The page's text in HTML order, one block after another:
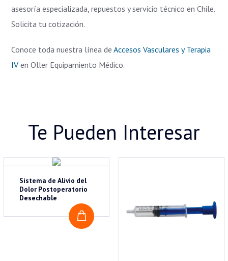
asesoría especializada, repuestos y servicio técnico en Chile.
Solicita tu cotización.
Conoce toda nuestra línea deAccesos Vasculares y Terapia
IV en Oller Equipamiento Médico.
Te Pueden Interesar
COTIZAR
Sistema de Alivio del
Dolor Postoperatorio
Desechable